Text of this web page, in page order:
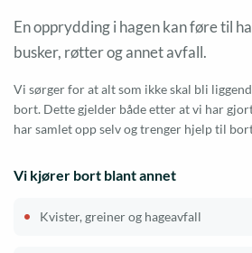
En opprydding i hagen kan føre til
busker, røtter og annet avfall.
Vi sørger for at alt som ikke skal bli
bort. Dette gjelder både etter at vi har
har samlet opp selv og trenger hjelp til
Vi kjører bort blant annet
Kvister, greiner og hageavfall